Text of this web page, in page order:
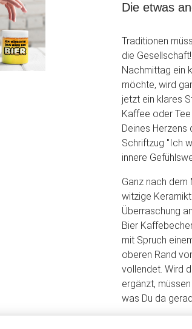
Die etwas
Traditionen
die
Nachmittag ein
möchte, wird
jetzt ein klares
Kaffee oder
Deines
Schriftzug "Ich
innere
Ganz nach dem
witzige
Überraschung
Bier
mit Spruch
oberen Rand
vollendet. Wird
ergänzt,
was Du da
Das